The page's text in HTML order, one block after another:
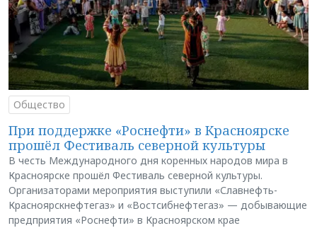
Общество
При поддержке «Роснефти» в Красноярске
прошёл Фестиваль северной культуры
В честь Международного дня коренных народов мира в
Красноярске прошёл Фестиваль северной культуры.
Организаторами мероприятия выступили «Славнефть-
Красноярскнефтегаз» и «Востсибнефтегаз» — добывающие
предприятия «Роснефти» в Красноярском крае